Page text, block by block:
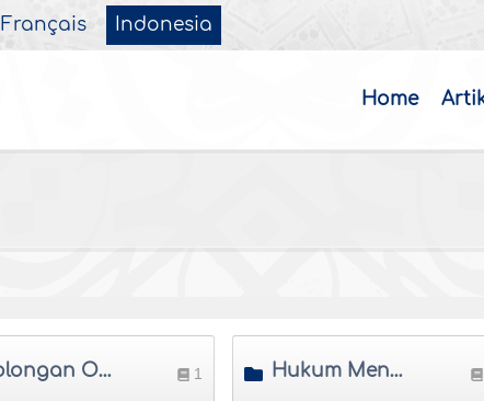
Français Indonesia
Home
Golongan Orang Yang Tidak Berhak Menerima Zakat 1 Hukum Menggunakan Zakat Harta Untuk Pembangunan masjid dan Lain-Lain